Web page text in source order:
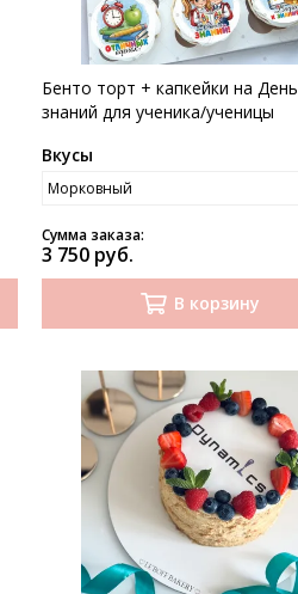
Бенто торт + капкейки на День
знаний для ученика/ученицы
Вкусы
Сумма заказа:
3 750 руб.
В корзину